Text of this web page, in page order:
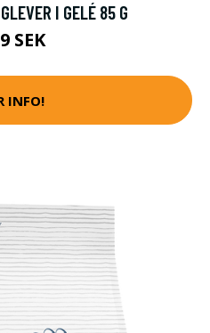
I GELÉ 85 G
SEK
INFO!